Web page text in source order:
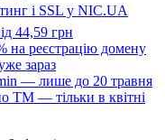
і SSL у NIC.UA
44,59 грн
реєстрацію домену
зараз
— лише до 20 травня
ТМ — тільки в квітні